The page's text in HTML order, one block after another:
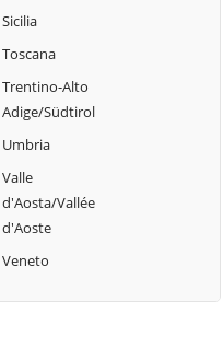
Magno
San Mango
Piemonte
San Marzano sul
Sarno
San Mauro
Cilento
San Mauro la
Sicilia
Toscana
Trentino-Alto
Adige/Südtirol
Umbria
Valle
d'Aosta/Vallée
d'Aoste
Veneto